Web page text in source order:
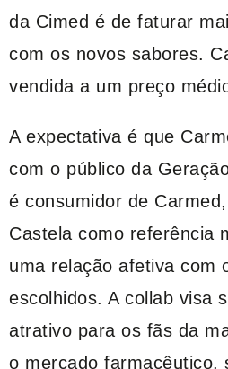
da Cimed é de faturar
com os novos sabores.
vendida a um preço
A expectativa é que
com o público da
é consumidor de
Castela como referência
uma relação afetiva com
escolhidos. A collab visa
atrativo para os fãs da
o mercado farmacêutico,